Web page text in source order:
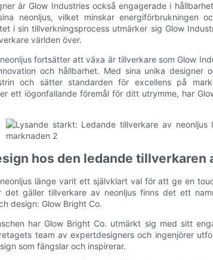
är Glow Industries också engagerade i
neonljus, vilket minskar energiförbrukningen
i sin tillverkningsprocess utmärker sig Glow
världen över.
fortsätter att växa är tillverkare som Glow
och hållbarhet. Med sina unika designer
och sätter standarden för excellens på
ett iögonfallande föremål för ditt utrymme, har
hos den ledande tillverkaren
länge varit ett självklart val för att ge en
det gäller tillverkare av neonljus finns det ett
design: Glow Bright Co.
har Glow Bright Co. utmärkt sig med sitt
team av expertdesigners och ingenjörer
som fängslar och inspirerar.